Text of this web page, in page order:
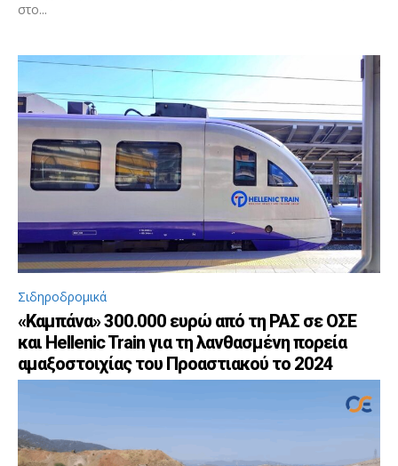
στο...
Σιδηροδρομικά
«Καμπάνα» 300.000 ευρώ από τη ΡΑΣ σε ΟΣΕ
και Hellenic Train για τη λανθασμένη πορεία
αμαξοστοιχίας του Προαστιακού το 2024